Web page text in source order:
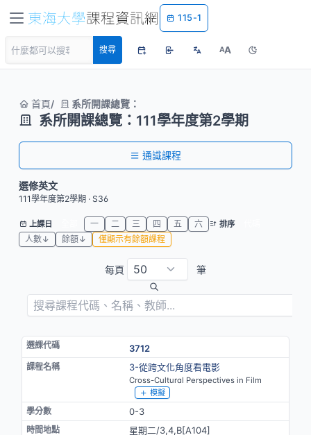
115-1
搜尋 AA
首頁 系所開課總覽：
系所開課總覽：111學年度第2學期
通識課程
選修英文
111學年度第2學期 · S36
上課日 一 二 三 四 五 六 排序
人數↓
餘額↓ 僅顯示有餘額課程
每頁 筆
3712
3-從跨文化角度看電影
Cross-Cultural Perspectives in Film
模擬
0-3
星期二/3,4,B[A104]